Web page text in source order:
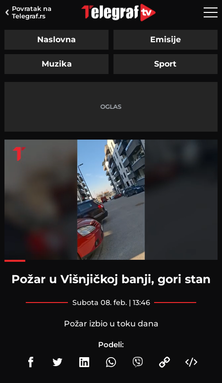
Povratak na
Telegraf.rs
Naslovna Emisije
Muzika Sport
Požar u Višnjičkoj banji, gori stan
subota 08. feb. | 13:46
Požar izbio u toku dana
Podeli: